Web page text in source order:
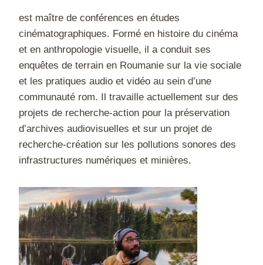
est maître de conférences en études
cinématographiques. Formé en histoire du cinéma
et en anthropologie visuelle, il a conduit ses
enquêtes de terrain en Roumanie sur la vie sociale
et les pratiques audio et vidéo au sein d’une
communauté rom. Il travaille actuellement sur des
projets de recherche-action pour la préservation
d’archives audiovisuelles et sur un projet de
recherche-création sur les pollutions sonores des
infrastructures numériques et minières.